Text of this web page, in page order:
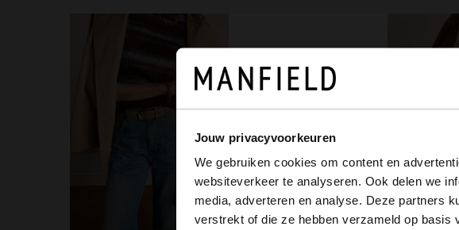
Jouw privacyvoorkeuren
We gebruiken cookies om content en
websiteverkeer te analyseren. Ook delen we
media, adverteren en analyse. Deze partners
verstrekt of die ze hebben verzameld op basis
14.99
It looks like your